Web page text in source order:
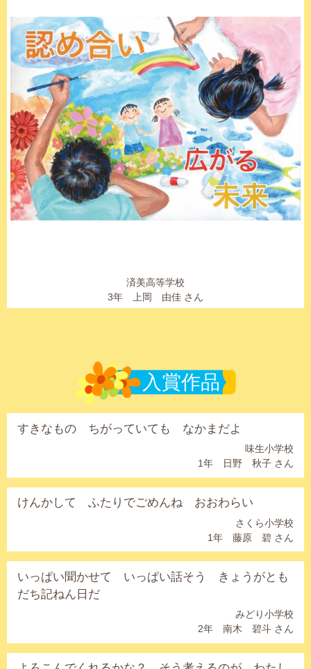
済美高等学校
3年 上岡 由佳 さん
入賞作品
すきなもの ちがっていても なかまだよ
味生小学校
1年 日野 秋子 さん
けんかして ふたりでごめんね おおわらい
さくら小学校
1年 藤原 碧 さん
いっぱい聞かせて いっぱい話そう きょうがとも
だち記ねん日だ
みどり小学校
2年 南木 碧斗 さん